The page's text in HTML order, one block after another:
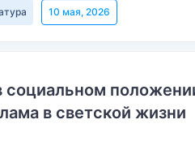
10 мая, 2026
социальном
в светской жизни